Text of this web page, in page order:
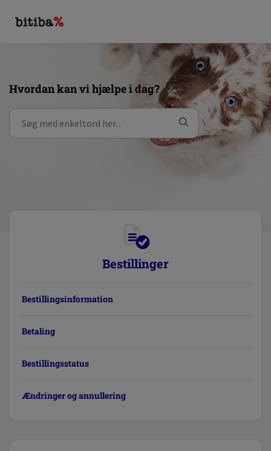
Hvordan kan vi hjælpe i dag?
Bestillinger
Bestillingsinformation
Betaling
Bestillingsstatus
Ændringer og annullering